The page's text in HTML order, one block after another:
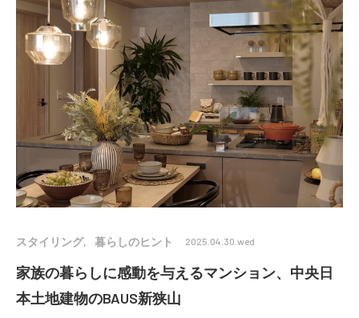
スタイリング 暮らしのヒント 2025.04.30.wed
家族の暮らしに感動を与えるマンション、中央日
本土地建物のBAUS新狭山